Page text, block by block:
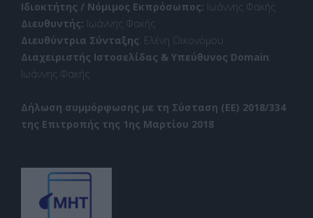
Ιδιοκτήτης / Νόμιμος Εκπρόσωπος: Ιωάννης Φακής
Διευθυντής: Ιωάννης Φακής
Διευθύντρια Σύνταξης: Ελένη Οικονόμου
Διαχειριστής Ιστοσελίδας & Υπεύθυνος Domain:
Ιωάννης Φακής
Δήλωση συμμόρφωσης με τη Σύσταση (ΕΕ) 2018/334
της Επιτροπής της 1ης Μαρτίου 2018